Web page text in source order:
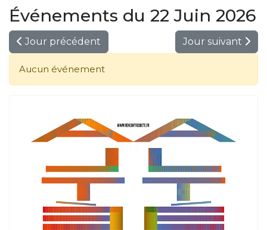
Événements du 22 Juin 2026
Jour précédent Jour suivant
Aucun événement